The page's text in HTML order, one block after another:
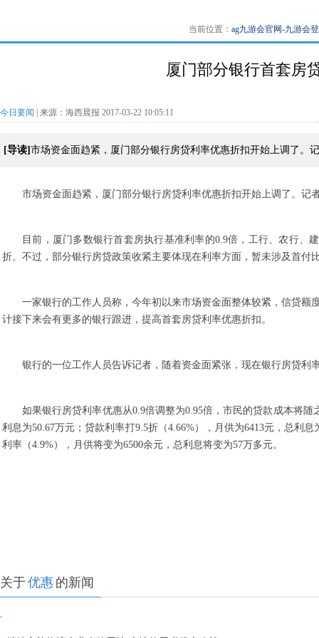
当前位置： ag九游会官网-九游会
厦门部分银行首套房
今日要闻 | 来源：海西晨报 2017-03-22 10:05:11
[导读] 市场资金面趋紧，厦门部分银行房贷利率优惠折扣开始上调了。
市场资金面趋紧，厦门部分银行房贷利率优惠折扣开始上调了。
目前，厦门多数银行首套房执行基准利率的0.9倍，工行、农行
折。不过，部分银行房贷政策收紧主要体现在利率方面，暂未涉及首付
一家银行的工作人员称，今年初以来市场资金面整体较紧，信贷
计接下来会有更多的银行跟进，提高首套房贷利率优惠折扣。
银行的一位工作人员告诉记者，随着资金面紧张，现在银行房贷
如果银行房贷利率优惠从0.9倍调整为0.95倍，市民的贷款成本将
利息为50.67万元；贷款利率打9.5折（4.66%），月供为6413元，总利
利率（4.9%），月供将变为6500余元，总利息将变为57万多元。
关于优惠 的新闻